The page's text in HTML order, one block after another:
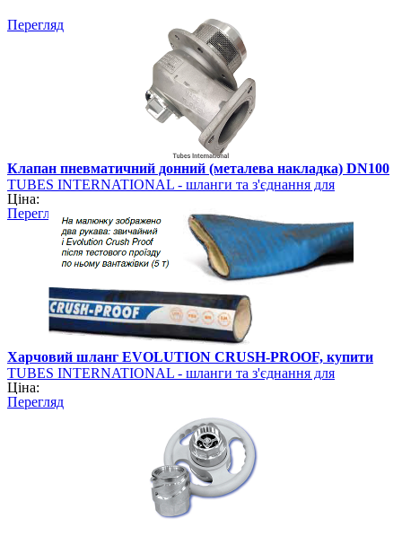
Перегляд
Клапан пневматичний донний (металева накладка) DN100
TUBES INTERNATIONAL - шланги та з'єднання для
промисловості
Ціна:
Перегляд
Харчовий шланг EVOLUTION CRUSH-PROOF, купити
TUBES INTERNATIONAL - шланги та з'єднання для
промисловості
Ціна:
Перегляд